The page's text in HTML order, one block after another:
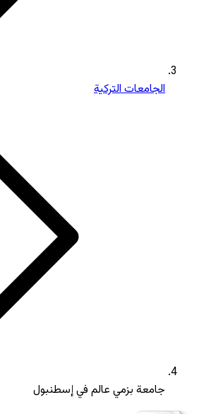
الجامعات التركية
جامعة بزمي عالم في إسطنبول